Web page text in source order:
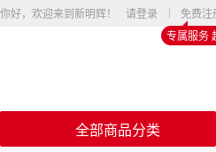
你好，欢迎来到新明辉！ 请登录
免费注
专属服务
全部商品分类